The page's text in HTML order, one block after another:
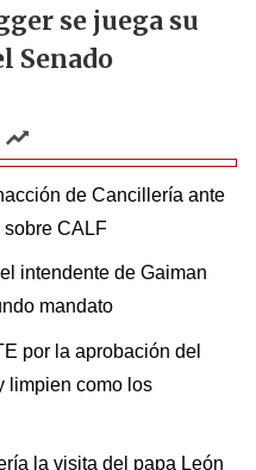
se juega su
Senado
de Cancillería ante
sobre CALF
intendente de Gaiman
mandato
por la aprobación del
limpien como los
la visita del papa León